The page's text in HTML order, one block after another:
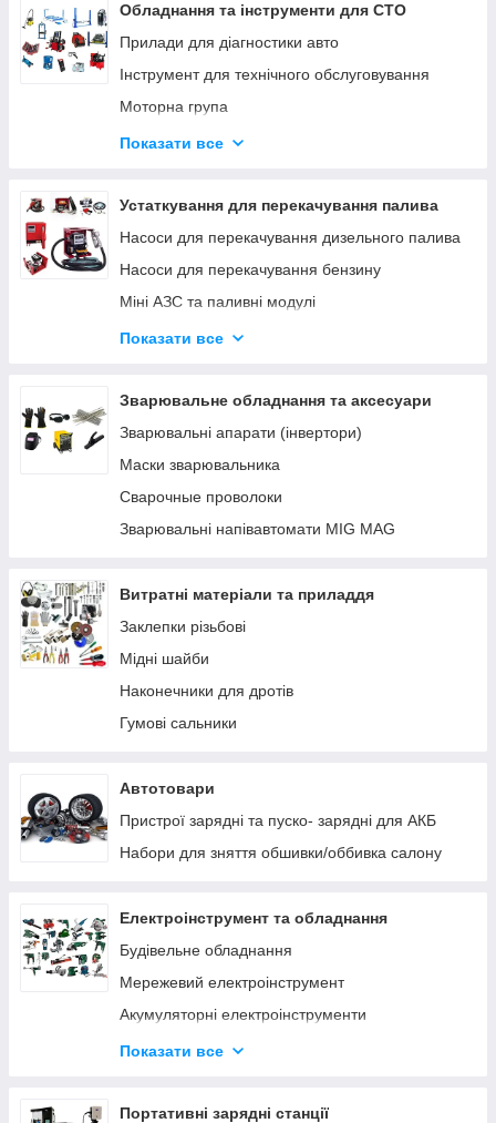
Обладнання та інструменти для СТО
Прилади для діагностики авто
Інструмент для технічного обслуговування
Моторна група
Ходова група
Трансмісія
Інструмент для кузовних робіт
Інструмент для ремонту мотоциклів
Показати все
Устаткування для перекачування палива
Насоси для перекачування дизельного палива
Насоси для перекачування бензину
Міні АЗС та паливні модулі
Паливороздавальні комплекти
Устаткування AdBlue
Заправні пістолети
Лічильники та витратоміри для палива
Фільтри очищення палива
Паливні шланги
Ручні насоси
Показати все
Зварювальне обладнання та аксесуари
Зварювальні апарати (інвертори)
Маски зварювальника
Сварочные проволоки
Зварювальні напівавтомати MIG MAG
Витратні матеріали та приладдя
Заклепки різьбові
Мідні шайби
Наконечники для дротів
Гумові сальники
Автотовари
Пристрої зарядні та пуско- зарядні для АКБ
Набори для зняття обшивки/оббивка салону
Електроінструмент та обладнання
Будівельне обладнання
Мережевий електроінструмент
Акумуляторні електроінструменти
Деревообробний інструмент
Заточувальні верстати
Показати все
Портативні зарядні станції